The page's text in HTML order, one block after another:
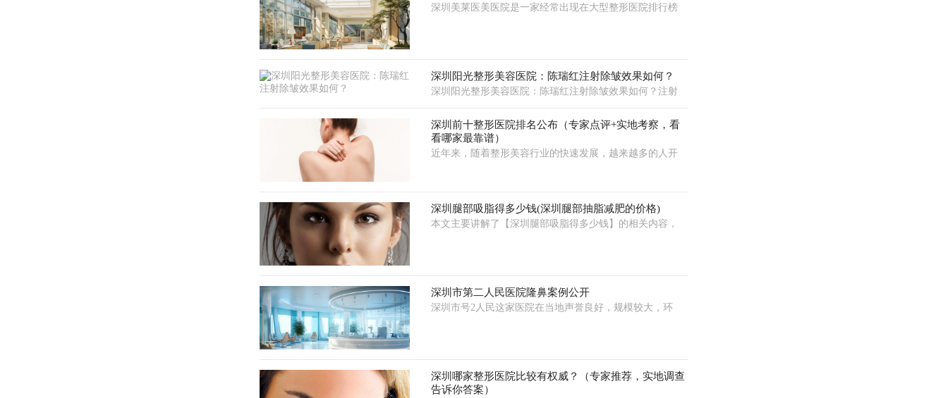
深圳美莱医美医院是一家经常出现在大型整形医院排行榜
深圳阳光整形美容医院：陈瑞红注射除皱效果如何？
深圳阳光整形美容医院：陈瑞红注射除皱效果如何？注射
深圳前十整形医院排名公布（专家点评+实地考察，看
看哪家最靠谱）
近年来，随着整形美容行业的快速发展，越来越多的人开
深圳腿部吸脂得多少钱(深圳腿部抽脂减肥的价格)
本文主要讲解了【深圳腿部吸脂得多少钱】的相关内容，
深圳市第二人民医院隆鼻案例公开
深圳市号2人民这家医院在当地声誉良好，规模较大，环
深圳哪家整形医院比较有权威？（专家推荐，实地调查
告诉你答案）